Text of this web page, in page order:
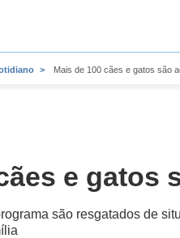
Mais de 100 cães e gatos são
e gatos
são resgatados de